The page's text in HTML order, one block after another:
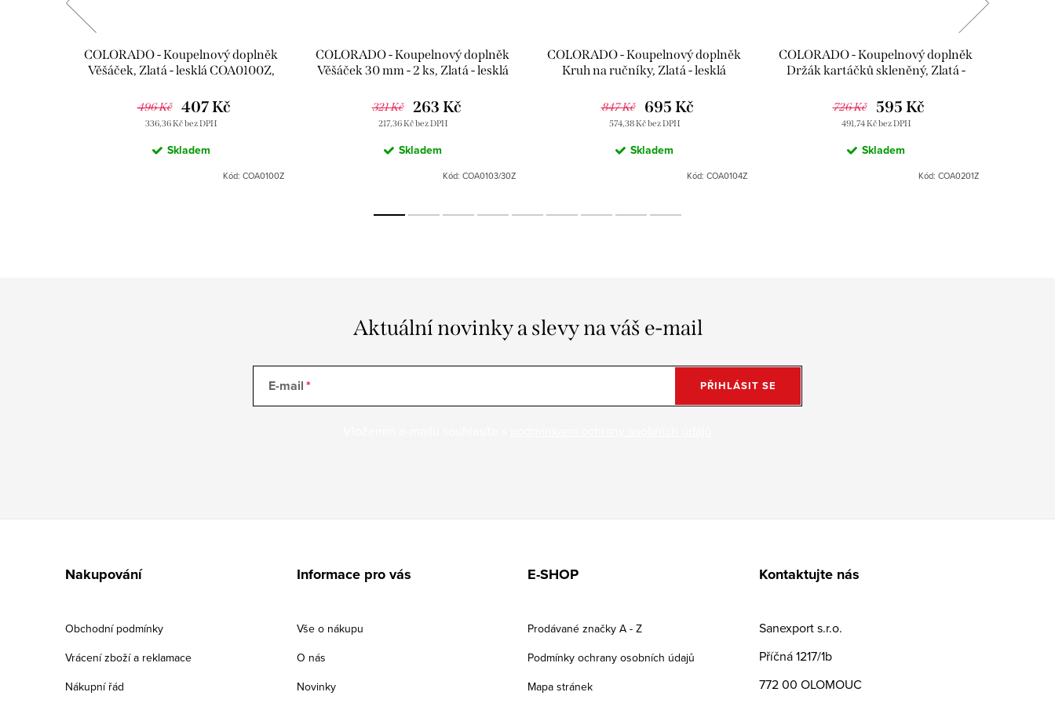
COLORADO - Koupelnový doplněk
Věšáček, Zlatá - lesklá COA0100Z,
496 Kč
336,36 Kč bez DPH
407 Kč
Skladem
Kód: COA0100Z
COLORADO - Koupelnový doplněk
Věšáček 30 mm - 2 ks, Zlatá - lesklá
321 Kč
217,36 Kč bez DPH
263 Kč
Skladem
Kód: COA0103/30Z
COLORADO - Koupelnový doplněk
Kruh na ručníky, Zlatá - lesklá
847 Kč
574,38 Kč bez DPH
695 Kč
Skladem
Kód: COA0104Z
COLORADO - Koupelnový doplněk
Držák kartáčků skleněný, Zlatá -
726 Kč
491,74 Kč bez DPH
595 Kč
Skladem
Kód: COA0201Z
Aktuální novinky a slevy na váš e-mail
E-mail PŘIHLÁSIT SE
Nakupování
Obchodní podmínky
Vrácení zboží a reklamace
Nákupní řád
Informace pro vás
Vše o nákupu
O nás
Novinky
E-SHOP
Prodávané značky A - Z
Podmínky ochrany osobních údajů
Mapa stránek
Kontaktujte nás
Sanexport s.r.o.
Příčná 1217/1b
772 00 OLOMOUC